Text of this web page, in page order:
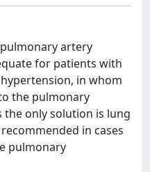
artery
for patients with
in whom
the pulmonary
only solution is lung
in cases
pulmonary